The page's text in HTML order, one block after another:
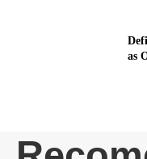
as